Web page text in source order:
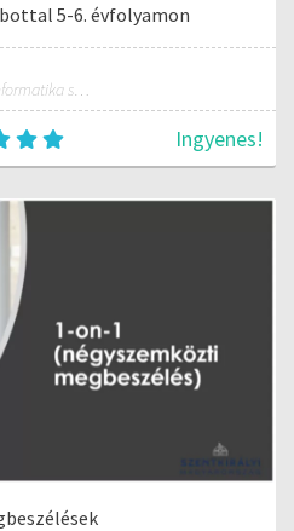
5-6. évfolyamon
Matematika, technika, informatika szakos általános iskolai tanár; mentorpedagógus, mestertanár
Ingyenes!